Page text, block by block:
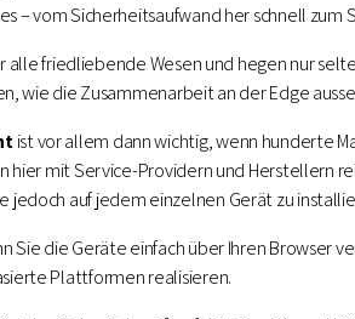
– vom Sicherheitsaufwand her schnell zum
alle friedliebende Wesen und hegen nur
wie die Zusammenarbeit an der Edge
ist vor allem dann wichtig, wenn hunderte
hier mit Service-Providern und Herstellern
jedoch auf jedem einzelnen Gerät zu
Sie die Geräte einfach über Ihren Browser
Plattformen realisieren.